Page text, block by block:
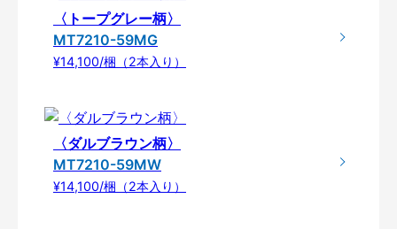
〈トープグレー柄〉
MT7210-59MG
¥14,100/梱（2本入り）
〈ダルブラウン柄〉
MT7210-59MW
¥14,100/梱（2本入り）